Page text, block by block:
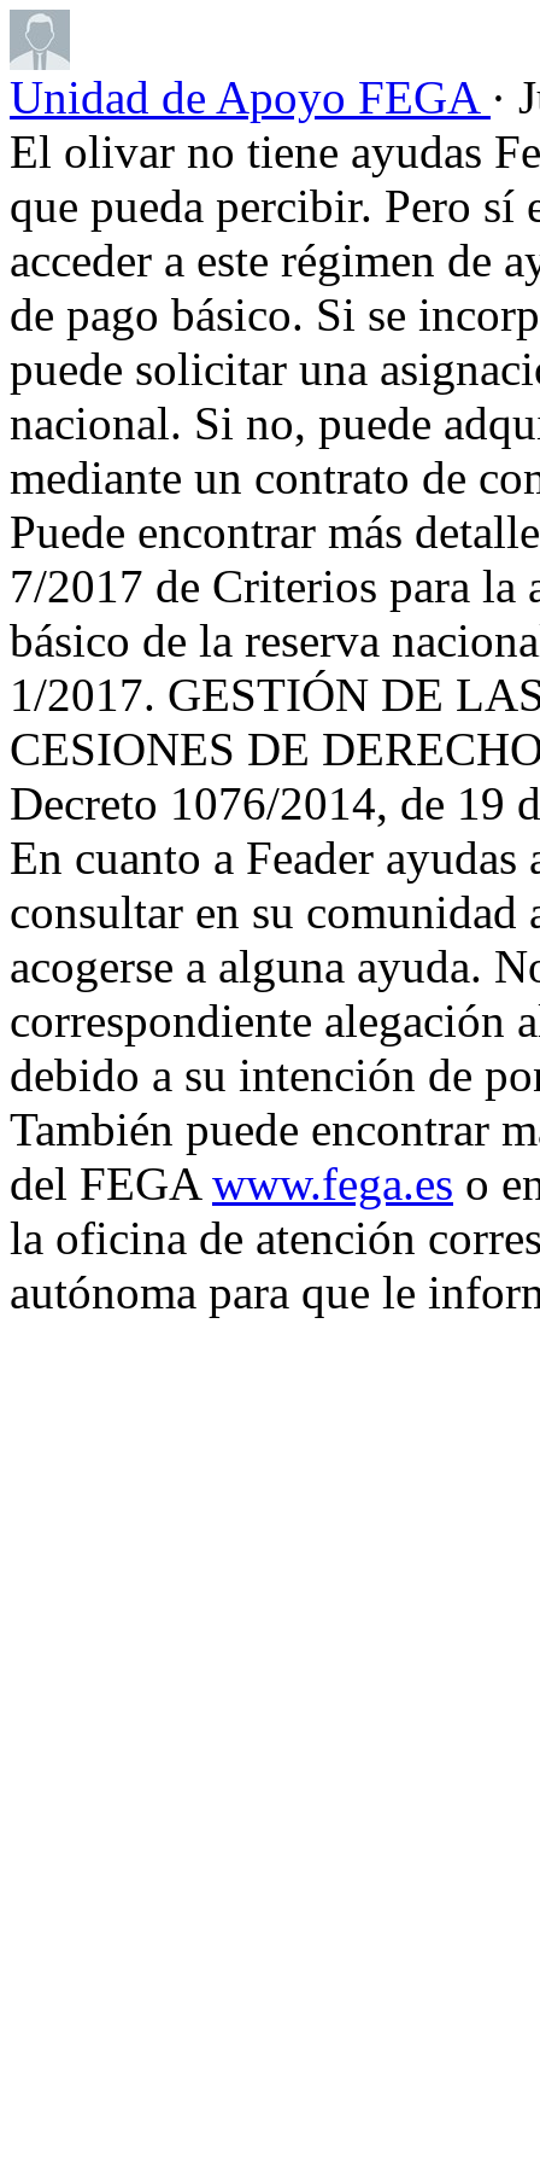
Unidad de Apoyo FEGA ·
El olivar no tiene ayudas
que pueda percibir. Pero sí
acceder a este régimen de
de pago básico. Si se
puede solicitar una
nacional. Si no, puede
mediante un contrato de
Puede encontrar más
7/2017 de Criterios para la
básico de la reserva
1/2017. GESTIÓN DE
CESIONES DE
Decreto 1076/2014, de 19
En cuanto a Feader
consultar en su
acogerse a alguna ayuda.
correspondiente alegación
debido a su intención de
También puede encontrar
del FEGA www.fega.es o
la oficina de atención
autónoma para que le